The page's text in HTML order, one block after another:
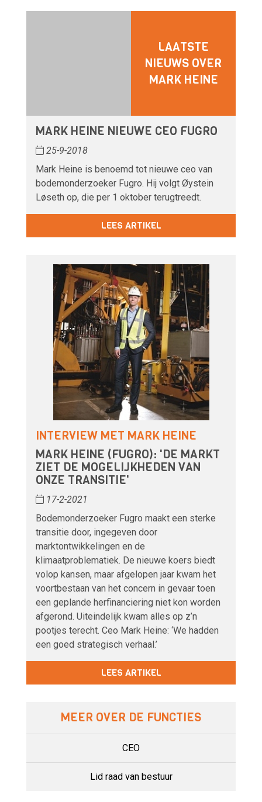
LAATSTE
NIEUWS OVER
MARK HEINE
MARK HEINE NIEUWE CEO FUGRO
25-9-2018
Mark Heine is benoemd tot nieuwe ceo van
bodemonderzoeker Fugro. Hij volgt Øystein
Løseth op, die per 1 oktober terugtreedt.
LEES ARTIKEL
INTERVIEW MET MARK HEINE
MARK HEINE (FUGRO): 'DE MARKT
ZIET DE MOGELIJKHEDEN VAN
ONZE TRANSITIE'
17-2-2021
Bodemonderzoeker Fugro maakt een sterke
transitie door, ingegeven door
marktontwikkelingen en de
klimaatproblematiek. De nieuwe koers biedt
volop kansen, maar afgelopen jaar kwam het
voortbestaan van het concern in gevaar toen
een geplande herfinanciering niet kon worden
afgerond. Uiteindelijk kwam alles op z’n
pootjes terecht. Ceo Mark Heine: ‘We hadden
een goed strategisch verhaal.’
LEES ARTIKEL
MEER OVER DE FUNCTIES
CEO
Lid raad van bestuur